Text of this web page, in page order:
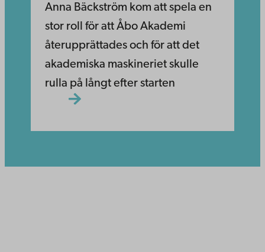
Anna Bäckström kom att spela en
stor roll för att Åbo Akademi
återupprättades och för att det
akademiska maskineriet skulle
rulla på långt efter starten